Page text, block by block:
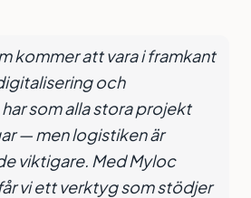
kommer att vara i framkant
och
som alla stora projekt
— men logistiken är
viktigare. Med Myloc
vi ett verktyg som stödjer